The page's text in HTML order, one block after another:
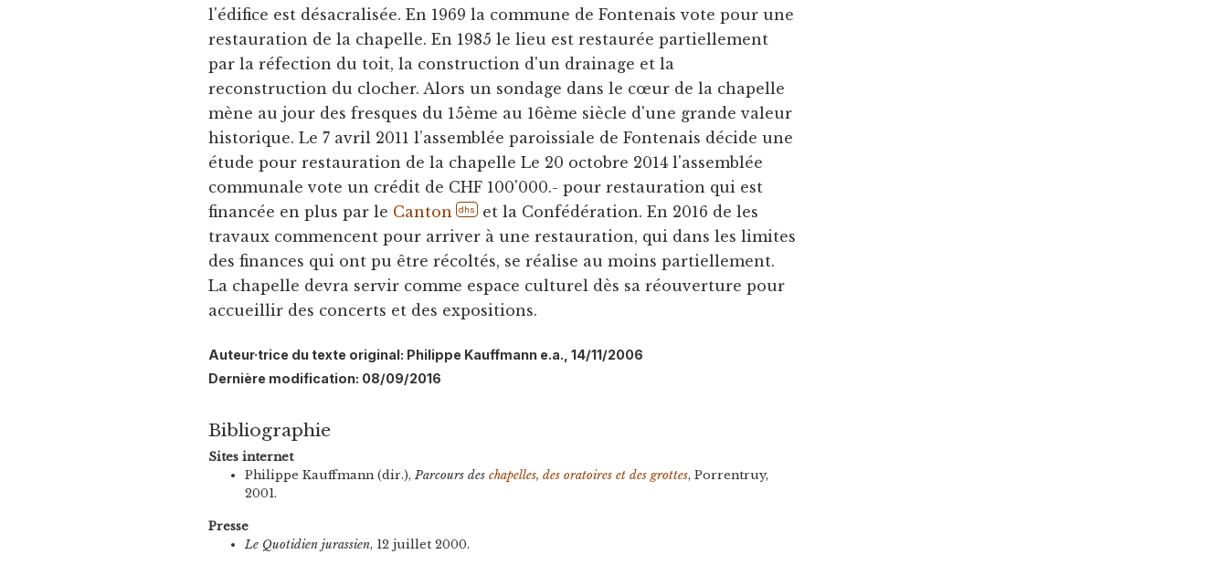
l'édifice est désacralisée. En 1969 la commune de Fontenais vote pour une
restauration de la chapelle. En 1985 le lieu est restaurée partiellement
par la réfection du toit, la construction d'un drainage et la
reconstruction du clocher. Alors un sondage dans le cœur de la chapelle
mène au jour des fresques du 15ème au 16ème siècle d'une grande valeur
historique. Le 7 avril 2011 l’assemblée paroissiale de Fontenais décide une
étude pour restauration de la chapelle Le 20 octobre 2014 l'assemblée
communale vote un crédit de CHF 100'000.- pour restauration qui est
financée en plus par le Canton dhs
et la Confédération. En 2016 de les
travaux commencent pour arriver à une restauration, qui dans les limites
des finances qui ont pu être récoltés, se réalise au moins partiellement.
La chapelle devra servir comme espace culturel dès sa réouverture pour
accueillir des concerts et des expositions.
Auteur·trice du texte original: Philippe Kauffmann e.a., 14/11/2006
Dernière modification: 08/09/2016
Bibliographie
Sites internet
Philippe Kauffmann (dir.),Parcours deschapelles, des oratoires et des grottes, Porrentruy,
2001.
Presse
Le Quotidien jurassien, 12 juillet 2000.